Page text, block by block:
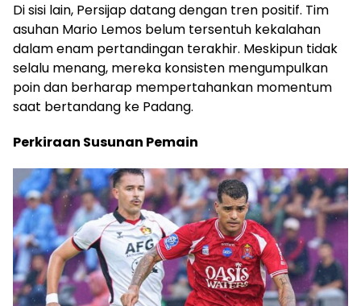
Di sisi lain, Persijap datang dengan tren positif. Tim
asuhan Mario Lemos belum tersentuh kekalahan
dalam enam pertandingan terakhir. Meskipun tidak
selalu menang, mereka konsisten mengumpulkan
poin dan berharap mempertahankan momentum
saat bertandang ke Padang.
Perkiraan Susunan Pemain